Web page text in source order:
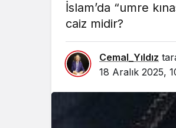
İslam’da “umre
caiz midir?
Cemal_Yıldız
18 Aralık 2025,